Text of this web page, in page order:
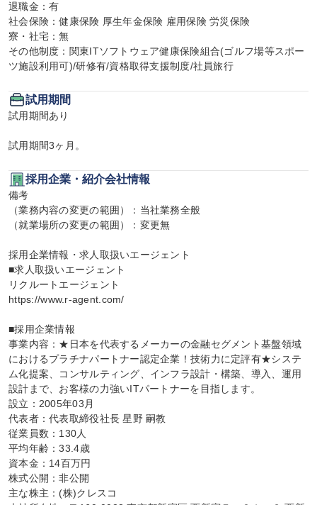
退職金：有
社会保険：健康保険 厚生年金保険 雇用保険 労災保険
寮・社宅：無
その他制度：関東ITソフトウェア健康保険組合(ゴルフ場等スポー
ツ施設利用可)/研修有/資格取得支援制度/社員旅行
試用期間
試用期間あり
試用期間3ヶ月。
採用企業・紹介会社情報
備考
（業務内容の変更の範囲）：当社業務全般
（就業場所の変更の範囲）：変更無
採用企業情報・求人取扱いエージェント
■求人取扱いエージェント
リクルートエージェント
https://www.r-agent.com/
■採用企業情報
事業内容：★日本を代表するメーカーの金融セグメント基盤領域
におけるプラチナパートナー認定企業！技術力に定評有★システ
ム化提案、コンサルティング、インフラ設計・構築、導入、運用
設計まで、お客様の力強いITパートナーを目指します。
設立：2005年03月
代表者：代表取締役社長 星野 嗣教
従業員数：130人
平均年齢：33.4歳
資本金：14百万円
株式公開：非公開
主な株主：(株)クレスコ